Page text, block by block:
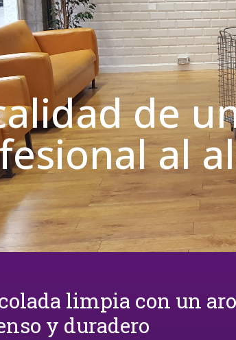
de
al
limpia con un
y duradero